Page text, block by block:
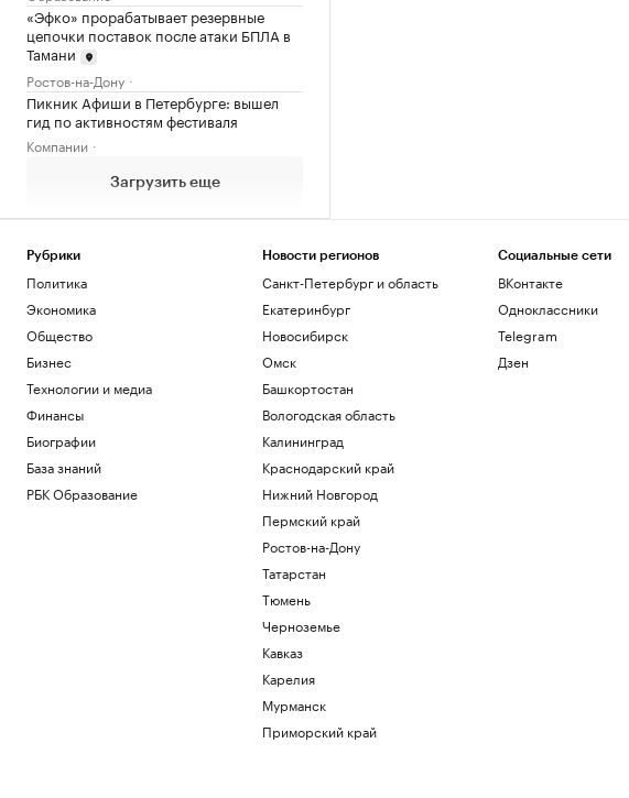
«Эфко» прорабатывает резервные
цепочки поставок после атаки БПЛА в
Тамани
Ростов-на-Дону
Пикник Афиши в Петербурге: вышел
гид по активностям фестиваля
Компании
Загрузить еще
Рубрики
Политика
Экономика
Общество
Бизнес
Технологии и медиа
Финансы
Биографии
База знаний
РБК Образование
Новости регионов
Санкт-Петербург и область
Екатеринбург
Новосибирск
Омск
Башкортостан
Вологодская область
Калининград
Краснодарский край
Нижний Новгород
Пермский край
Ростов-на-Дону
Татарстан
Тюмень
Черноземье
Кавказ
Карелия
Мурманск
Приморский край
Социальные сети
ВКонтакте
Одноклассники
Telegram
Дзен